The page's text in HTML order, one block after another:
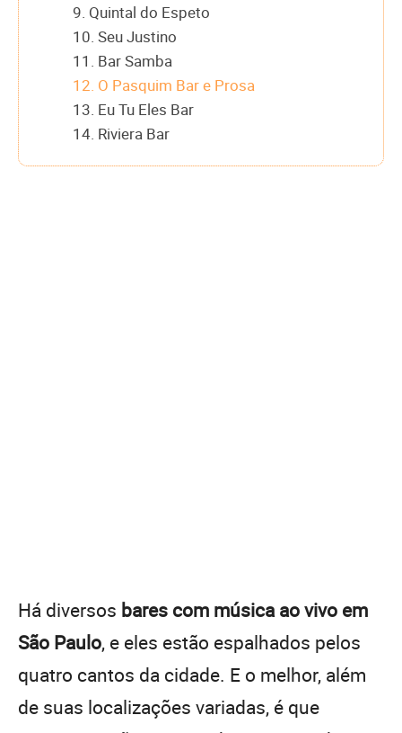
9. Quintal do Espeto
10. Seu Justino
11. Bar Samba
12. O Pasquim Bar e Prosa
13. Eu Tu Eles Bar
14. Riviera Bar
Há diversos bares com música ao vivo em
São Paulo, e eles estão espalhados pelos
quatro cantos da cidade. E o melhor, além
de suas localizações variadas, é que